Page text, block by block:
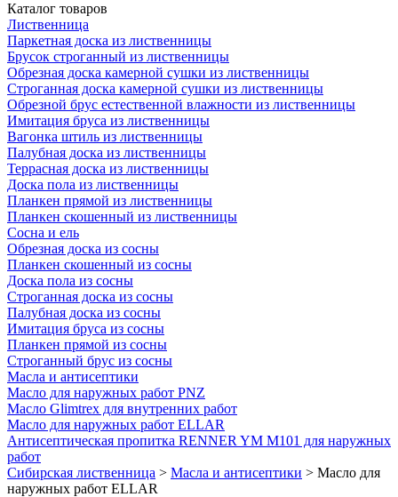
Каталог товаров
Лиственница
Паркетная доска из лиственницы
Брусок строганный из лиственницы
Обрезная доска камерной сушки из лиственницы
Строганная доска камерной сушки из лиственницы
Обрезной брус естественной влажности из лиственницы
Имитация бруса из лиственницы
Вагонка штиль из лиственницы
Палубная доска из лиственницы
Террасная доска из лиственницы
Доска пола из лиственницы
Планкен прямой из лиственницы
Планкен скошенный из лиственницы
Сосна и ель
Обрезная доска из сосны
Планкен скошенный из сосны
Доска пола из сосны
Строганная доска из сосны
Палубная доска из сосны
Имитация бруса из сосны
Планкен прямой из сосны
Строганный брус из сосны
Масла и антисептики
Масло для наружных работ PNZ
Масло Glimtrex для внутренних работ
Масло для наружных работ ELLAR
Антисептическая пропитка RENNER YM M101 для наружных
работ
Сибирская лиственница > Масла и антисептики > Масло для
наружных работ ELLAR